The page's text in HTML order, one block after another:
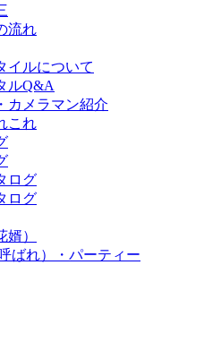
流れ
イルについて
ルQ&A
カメラマン紹介
これ
ログ
ログ
）
ばれ）・パーティー